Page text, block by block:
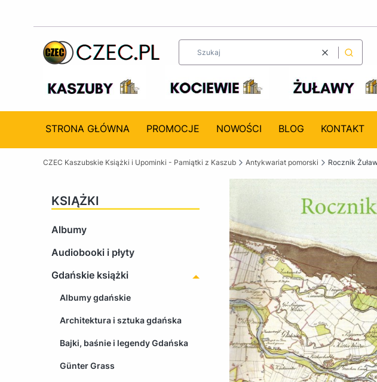
WyczyśćSzukaj
STRONA GŁÓWNA PROMOCJE NOWOŚCI BLOG KONTAKT
CZEC Kaszubskie Książki i Upominki - Pamiątki z Kaszub Antykwariat pomorski Rocznik
KSIĄŻKI
Albumy
Audiobooki i płyty
Gdańskie książki
Albumy gdańskie
Architektura i sztuka gdańska
Bajki, baśnie i legendy Gdańska
Günter Grass